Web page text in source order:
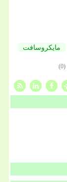
مایكروسافت
(0)